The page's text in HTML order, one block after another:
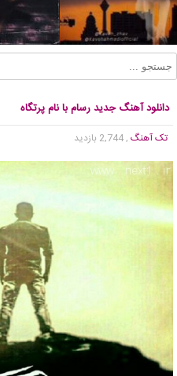
دانلود آهنگ جدید رسام با نام پرتگاه
تک آهنگ , 2,744 بازدید